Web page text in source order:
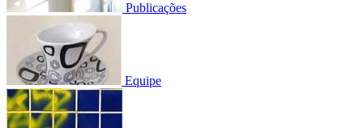
Publicações
Equipe